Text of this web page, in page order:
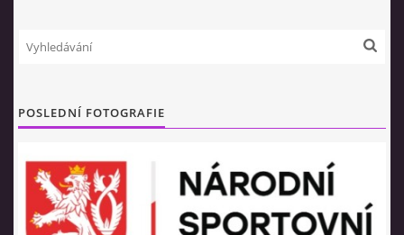
REBELKY
NAŠE BÝVALÉ ZÁVODNICE
POSLEDNÍ FOTOGRAFIE